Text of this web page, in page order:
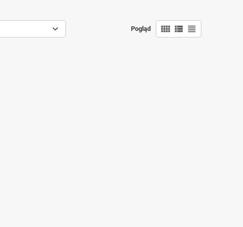
Pogląd view_comfy view_list view_headline